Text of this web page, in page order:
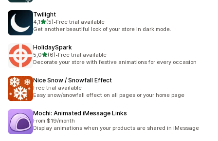
Twilight
4,15 yıldız üzerinden
(5)
toplam 5 değerlendirme
•Free trial available
Get another beautiful look of your store in dark mode.
HolidaySpark
5,05 yıldız üzerinden
(6)
toplam 6 değerlendirme
•Free trial available
Decorate your store with festive animations for every occasion
Nice Snow / Snowfall Effect
Free trial available
Easy snow/snowfall effect on all pages or your home page
Mochi: Animated iMessage Links
From $19/month
Display animations when your products are shared in iMessage